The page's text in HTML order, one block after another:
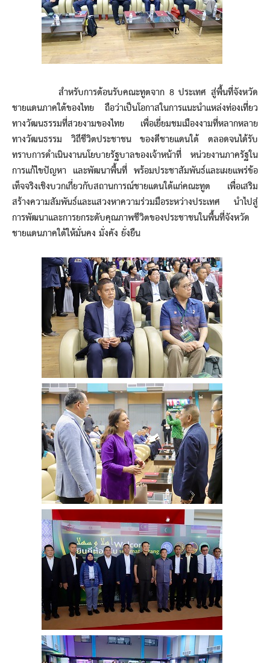
สำหรับการต้อนรับคณะทูตจาก 8 ประเทศ สู่พื้นที่จังหวัด
ชายแดนภาคใต้ของไทย ถือว่าเป็นโอกาสในการแนะนำแหล่งท่องเที่ยว
ทางวัฒนธรรมที่สวยงามของไทย เพื่อเยี่ยมชมเมืองงามที่หลากหลาย
ทางวัฒนธรรม วิถีชีวิตประชาชน ของดีชายแดนใต้ ตลอดจนได้รับ
ทราบการดำเนินงานนโยบายรัฐบาลของเจ้าหน้าที่ หน่วยงานภาครัฐใน
การแก้ไขปัญหา และพัฒนาพื้นที่ พร้อมประชาสัมพันธ์และเผยแพร่ข้อ
เท็จจริงเชิงบวกเกี่ยวกับสถานการณ์ชายแดนใต้แก่คณะทูต เพื่อเสริม
สร้างความสัมพันธ์และแสวงหาความร่วมมือระหว่างประเทศ นำไปสู่
การพัฒนาและการยกระดับคุณภาพชีวิตของประชาชนในพื้นที่จังหวัด
ชายแดนภาคใต้ให้มั่นคง มั่งคัง ยั่งยืน